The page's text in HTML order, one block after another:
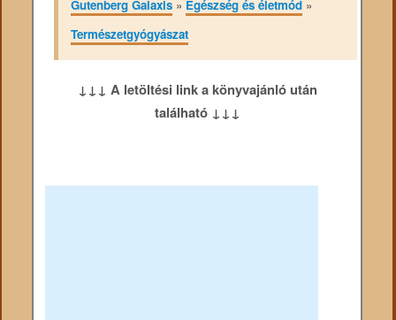
Gutenberg Galaxis» Egészség és életmód»
Természetgyógyászat
↓↓↓ A letöltési link a könyvajánló után
található ↓↓↓